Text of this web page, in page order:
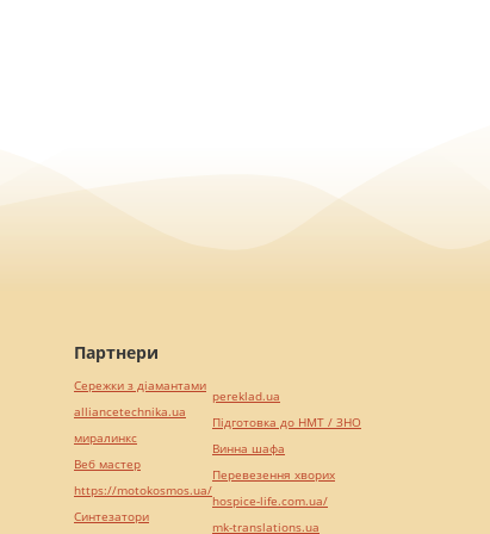
Партнери
Сережки з діамантами
alliancetechnika.ua
миралинкс
Веб мастер
https://motokosmos.ua/
Синтезатори
pereklad.ua
Підготовка до НМТ / ЗНО
Винна шафа
Перевезення хворих
hospice-life.com.ua/
mk-translations.ua